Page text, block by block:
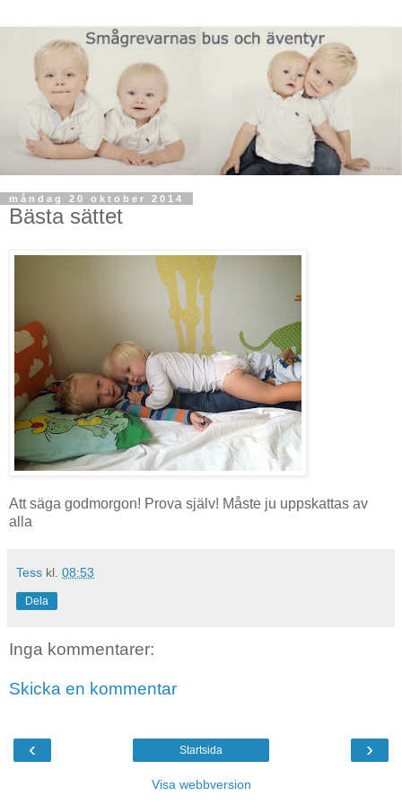
måndag 20 oktober 2014
Bästa sättet
Att säga godmorgon! Prova själv! Måste ju uppskattas av
alla
Tess kl. 08:53
Dela
Inga kommentarer:
Skicka en kommentar
‹ ›
Startsida
Visa webbversion